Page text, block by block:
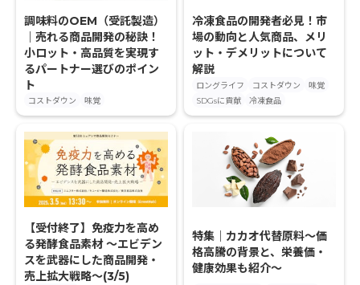
調味料のOEM（受託製造）
｜売れる商品開発の秘訣！
小ロット・高品質を実現す
るパートナー選びのポイン
ト
コストダウン 味覚
冷凍食品の開発者必見！市
場の動向と人気商品、メリ
ット・デメリットについて
解説
ロングライフ コストダウン
味覚
SDGsに貢献
冷凍食品
【受付終了】免疫力を高め
る発酵食品素材 ～エビデン
スを武器にした商品開発・
売上拡大戦略～(3/5)
特集｜カカオ代替原料〜価
格高騰の背景と、栄養価・
健康効果も紹介〜